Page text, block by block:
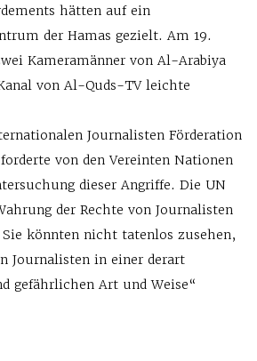
hätten auf ein
der Hamas gezielt. Am 19.
Kameramänner von Al-Arabiya
von Al-Quds-TV leichte
Journalisten Förderation
von den Vereinten Nationen
dieser Angriffe. Die UN
der Rechte von Journalisten
könnten nicht tatenlos zusehen,
Journalisten in einer derart
gefährlichen Art und Weise“